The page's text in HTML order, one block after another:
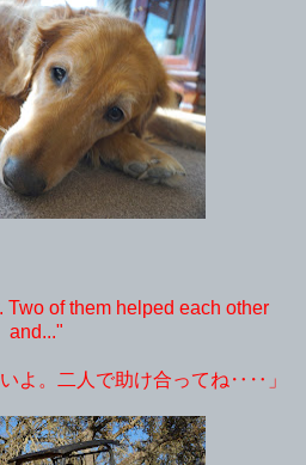
Two of them helped each other
and..."
よ。二人で助け合ってね‥‥」